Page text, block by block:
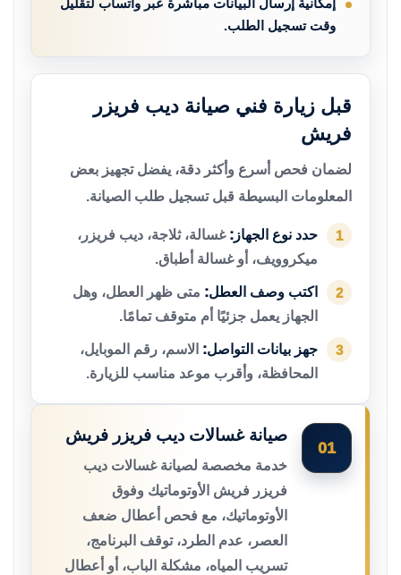
إمكانية إرسال البيانات مباشرة عبر واتساب لتقليل
وقت تسجيل الطلب.
قبل زيارة فني صيانة ديب فريزر
فريش
لضمان فحص أسرع وأكثر دقة، يفضل تجهيز بعض
المعلومات البسيطة قبل تسجيل طلب الصيانة.
1 حدد نوع الجهاز: غسالة، ثلاجة، ديب فريزر،
ميكروويف، أو غسالة أطباق.
2 اكتب وصف العطل: متى ظهر العطل، وهل
الجهاز يعمل جزئيًا أم متوقف تمامًا.
3 جهز بيانات التواصل: الاسم، رقم الموبايل،
المحافظة، وأقرب موعد مناسب للزيارة.
01
صيانة غسالات ديب فريزر فريش
خدمة مخصصة لصيانة غسالات ديب
فريزر فريش الأوتوماتيك وفوق
الأوتوماتيك، مع فحص أعطال ضعف
العصر، عدم الطرد، توقف البرنامج،
تسريب المياه، مشكلة الباب، أو أعطال